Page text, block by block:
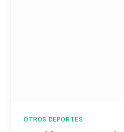
OTROS DEPORTES